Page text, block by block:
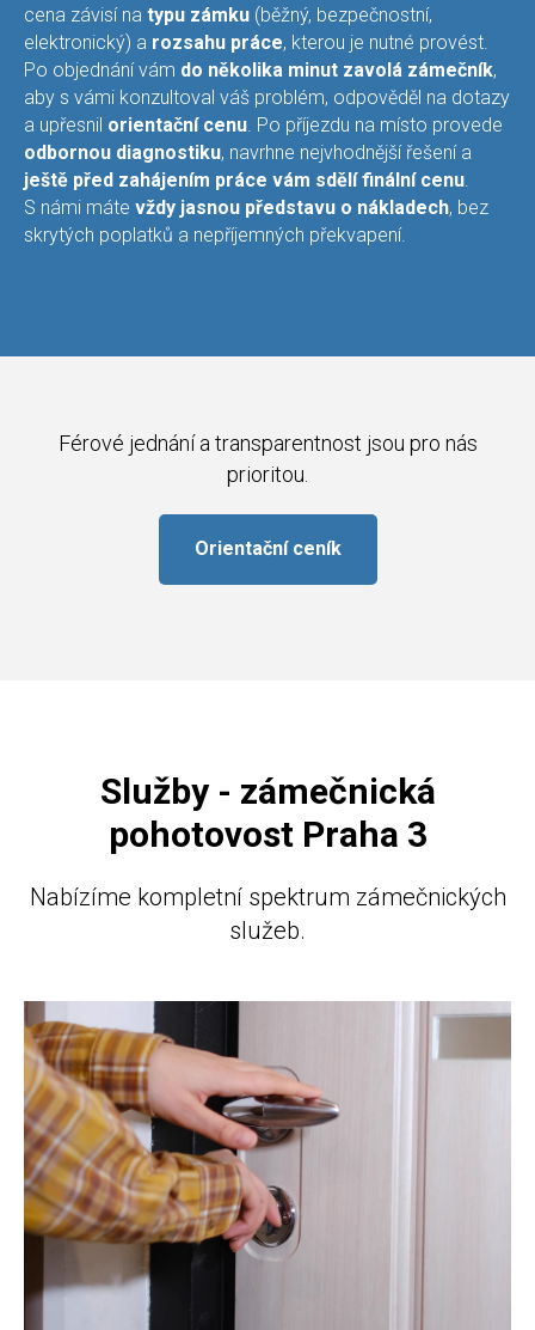
cena závisí na typu zámku (běžný, bezpečnostní,
elektronický) a rozsahu práce, kterou je nutné provést.
Po objednání vám do několika minut zavolá zámečník,
aby s vámi konzultoval váš problém, odpověděl na dotazy
a upřesnil orientační cenu . Po příjezdu na místo provede
odbornou diagnostiku, navrhne nejvhodnější řešení a
ještě před zahájením práce vám sdělí finální cenu
S námi máte vždy jasnou představu o nákladech, bez
skrytých poplatků a nepříjemných překvapení.
Férové jednání a transparentnost jsou pro nás
prioritou.
Orientační ceník
Služby - zámečnická
pohotovost Praha 3
Nabízíme kompletní spektrum zámečnických
služeb.